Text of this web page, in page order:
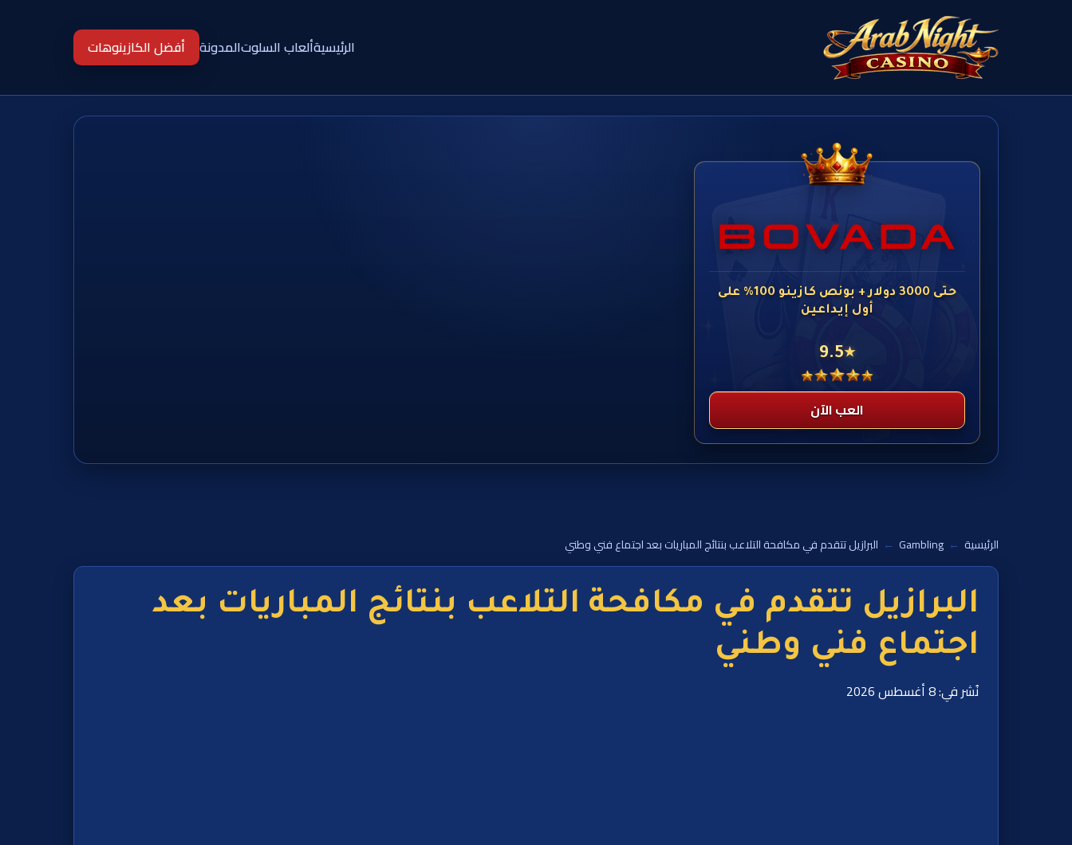
الرئيسيةألعاب السلوتالمدونة أفضل الكازينوهات
حتى 3000 دولار + بونص كازينو 100% على
أول إيداعين
★
9.5
العب الآن
الرئيسية ←
Gambling
← البرازيل تتقدم في مكافحة التلاعب بنتائج المباريات بعد اجتماع فني وطني
البرازيل تتقدم في مكافحة التلاعب بنتائج المباريات بعد
اجتماع فني وطني
نُشر في: 8 أغسطس 2026